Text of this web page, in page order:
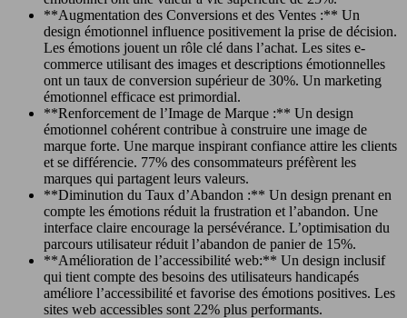
**Augmentation des Conversions et des Ventes :** Un
design émotionnel influence positivement la prise de décision.
Les émotions jouent un rôle clé dans l’achat. Les sites e-
commerce utilisant des images et descriptions émotionnelles
ont un taux de conversion supérieur de 30%. Un marketing
émotionnel efficace est primordial.
**Renforcement de l’Image de Marque :** Un design
émotionnel cohérent contribue à construire une image de
marque forte. Une marque inspirant confiance attire les clients
et se différencie. 77% des consommateurs préfèrent les
marques qui partagent leurs valeurs.
**Diminution du Taux d’Abandon :** Un design prenant en
compte les émotions réduit la frustration et l’abandon. Une
interface claire encourage la persévérance. L’optimisation du
parcours utilisateur réduit l’abandon de panier de 15%.
**Amélioration de l’accessibilité web:** Un design inclusif
qui tient compte des besoins des utilisateurs handicapés
améliore l’accessibilité et favorise des émotions positives. Les
sites web accessibles sont 22% plus performants.